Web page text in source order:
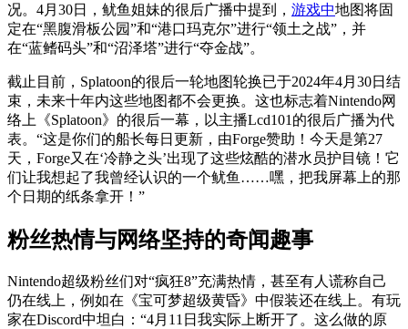
况。4月30日，鱿鱼姐妹的很后广播中提到， 游戏中地图将固
定在“黑腹滑板公园”和“港口玛克尔”进行“领土之战”，并
在“蓝鳍码头”和“沼泽塔”进行“夺金战”。
截止目前，Splatoon的很后一轮地图轮换已于2024年4月30日结
束，未来十年内这些地图都不会更换。这也标志着Nintendo网
络上《Splatoon》的很后一幕，以主播Lcd101的很后广播为代
表。“这是你们的船长每日更新，由Forge赞助！今天是第27
天，Forge又在‘冷静之头’出现了这些炫酷的潜水员护目镜！它
们让我想起了我曾经认识的一个鱿鱼……嘿，把我屏幕上的那
个日期的纸条拿开！”
粉丝热情与网络坚持的奇闻趣事
Nintendo超级粉丝们对“疯狂8”充满热情，甚至有人谎称自己
仍在线上，例如在《宝可梦超级黄昏》中假装还在线上。有玩
家在Discord中坦白：“4月11日我实际上断开了。这么做的原